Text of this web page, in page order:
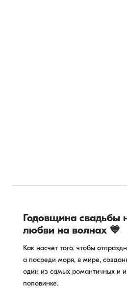
Годовщина свадьбы
любви на волнах 💙
Как насчет того, чтобы
а посреди моря, в мире,
один из самых романтичных и
половинке.